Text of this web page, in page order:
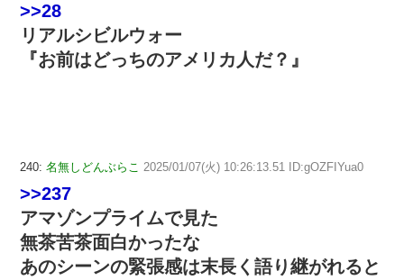
>>28
リアルシビルウォー
『お前はどっちのアメリカ人だ？』
240: 名無しどんぶらこ 2025/01/07(火) 10:26:13.51 ID:gOZFIYua0
>>237
アマゾンプライムで見た
無茶苦茶面白かったな
あのシーンの緊張感は末長く語り継がれると